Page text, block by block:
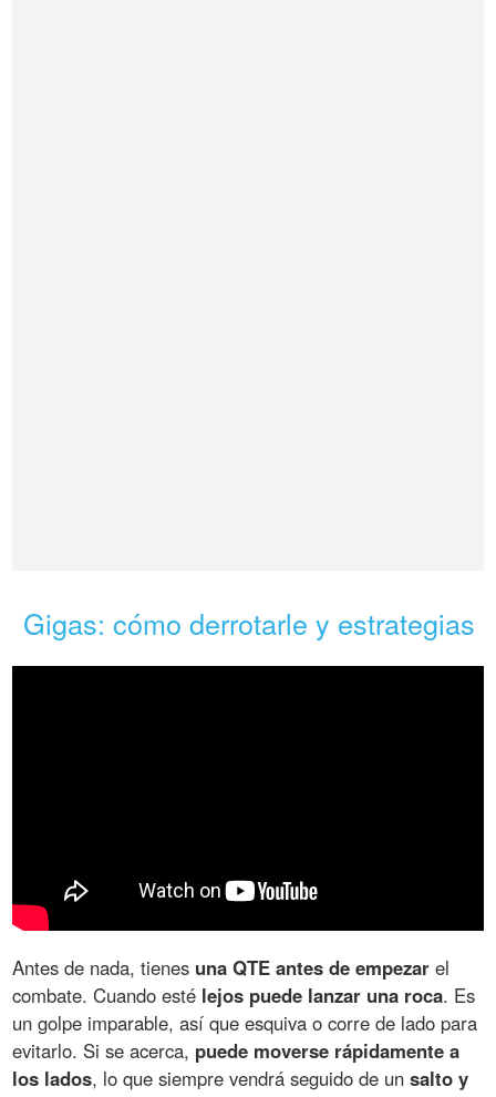
Gigas: cómo derrotarle y estrategias
Antes de nada, tienes una QTE antes de empezar el
combate. Cuando esté lejos puede lanzar una roca. Es
un golpe imparable, así que esquiva o corre de lado para
evitarlo. Si se acerca, puede moverse rápidamente a
los lados, lo que siempre vendrá seguido de unsalto y